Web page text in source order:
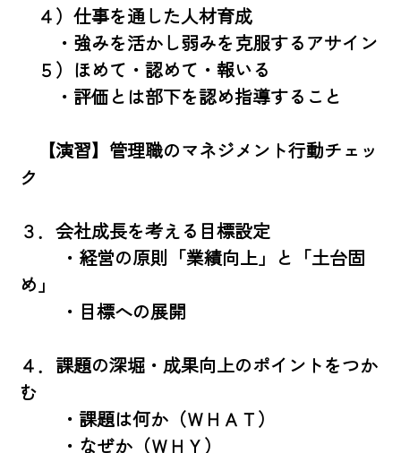
４）仕事を通した人材育成
・強みを活かし弱みを克服するアサイン
５）ほめて・認めて・報いる
・評価とは部下を認め指導すること
【演習】管理職のマネジメント行動チェッ
ク
３．会社成長を考える目標設定
め」
４．課題の深堀・成果向上のポイントをつか
む